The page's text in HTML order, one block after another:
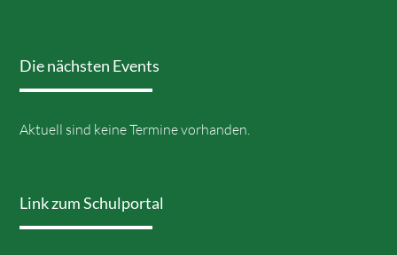
Die nächsten Events
Aktuell sind keine Termine vorhanden.
Link zum Schulportal